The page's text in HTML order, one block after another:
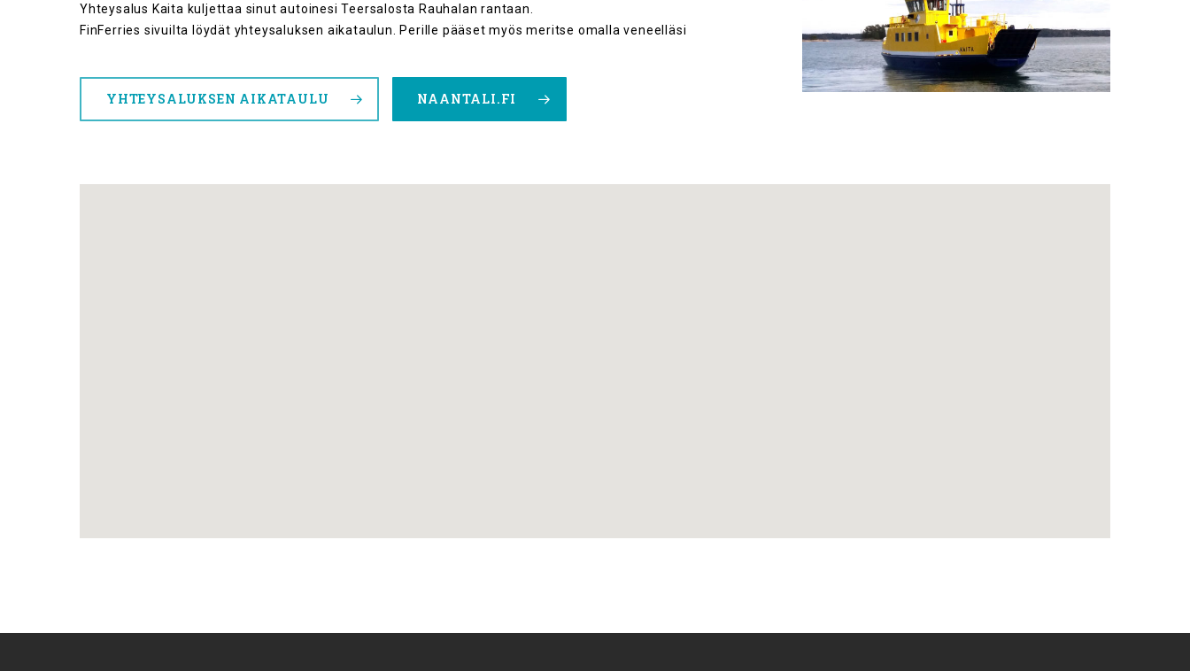
Yhteysalus Kaita kuljettaa sinut autoinesi Teersalosta Rauhalan rantaan.
FinFerries sivuilta löydät yhteysaluksen aikataulun. Perille pääset myös meritse omalla veneelläsi
YHTEYSALUKSEN AIKATAULU NAANTALI.FI